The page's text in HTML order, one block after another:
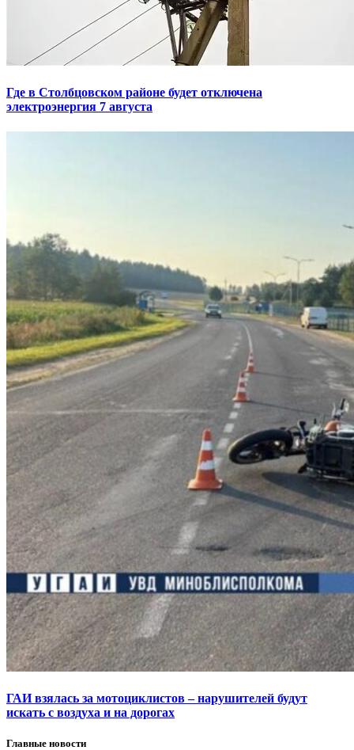
Где в Столбцовском районе будет отключена
электроэнергия 7 августа
ГАИ взялась за мотоциклистов – нарушителей будут
искать с воздуха и на дорогах
Главные новости